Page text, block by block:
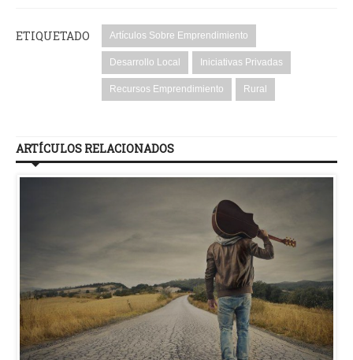
ETIQUETADO Artículos Sobre Emprendimiento
Desarrollo Local Iniciativas Privadas
Recursos Emprendimiento Rural
ARTÍCULOS RELACIONADOS